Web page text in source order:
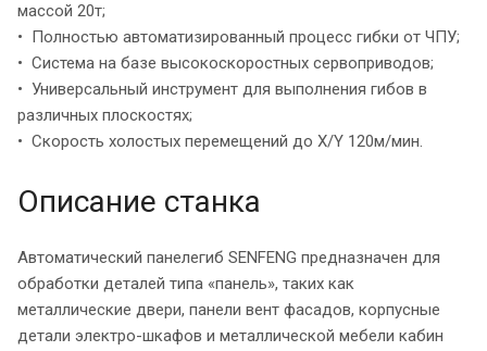
массой 20т;
• Полностью автоматизированный процесс гибки от ЧПУ;
• Система на базе высокоскоростных сервоприводов;
• Универсальный инструмент для выполнения гибов в
различных плоскостях;
• Скорость холостых перемещений до X/Y 120м/мин.
Описание станка
Автоматический панелегиб SENFENG предназначен для
обработки деталей типа «панель», таких как
металлические двери, панели вент фасадов, корпусные
детали электро-шкафов и металлической мебели кабин